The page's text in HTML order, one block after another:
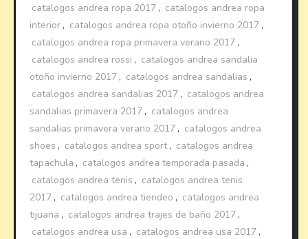
catalogos andrea ropa 2017 , catalogos andrea ropa
interior , catalogos andrea ropa otoño invierno 2017 ,
catalogos andrea ropa primavera verano 2017 ,
catalogos andrea rossi , catalogos andrea sandalia
otoño invierno 2017 , catalogos andrea sandalias ,
catalogos andrea sandalias 2017 , catalogos andrea
sandalias primavera 2017 , catalogos andrea
sandalias primavera verano 2017 , catalogos andrea
shoes , catalogos andrea sport, catalogos andrea
tapachula , catalogos andrea temporada pasada ,
catalogos andrea tenis , catalogos andrea tenis
2017 , catalogos andrea tiendeo , catalogos andrea
tijuana , catalogos andrea trajes de baño 2017 ,
catalogos andrea usa , catalogos andrea usa 2017 ,